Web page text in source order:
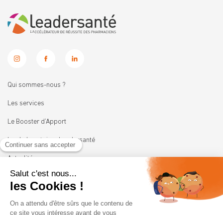
Qui sommes-nous ?
Les services
Le Booster d’Apport
Les Laboratoires Leadersanté
Actualités
Nous rejoindre
92100 BOULOGNE-BILLANCOURT